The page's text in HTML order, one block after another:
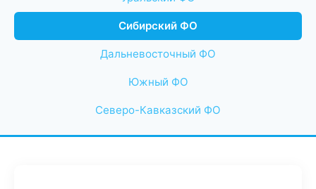
Сибирский ФО
Дальневосточный ФО
Южный ФО
Северо-Кавказский ФО